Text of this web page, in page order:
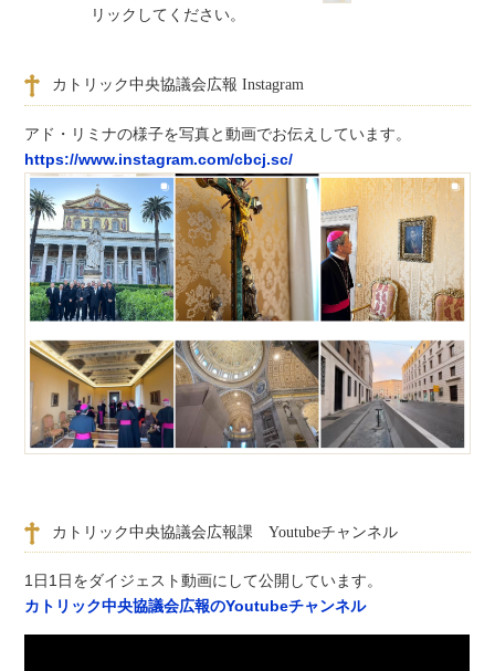
リックしてください。
カトリック中央協議会広報 Instagram
アド・リミナの様子を写真と動画でお伝えしています。
https://www.instagram.com/cbcj.sc/
カトリック中央協議会広報課 Youtubeチャンネル
1日1日をダイジェスト動画にして公開しています。
カトリック中央協議会広報のYoutubeチャンネル